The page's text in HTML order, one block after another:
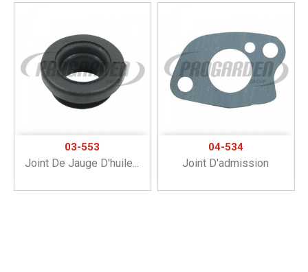
03-553
Joint De Jauge D'huile...
04-534
Joint D'admission